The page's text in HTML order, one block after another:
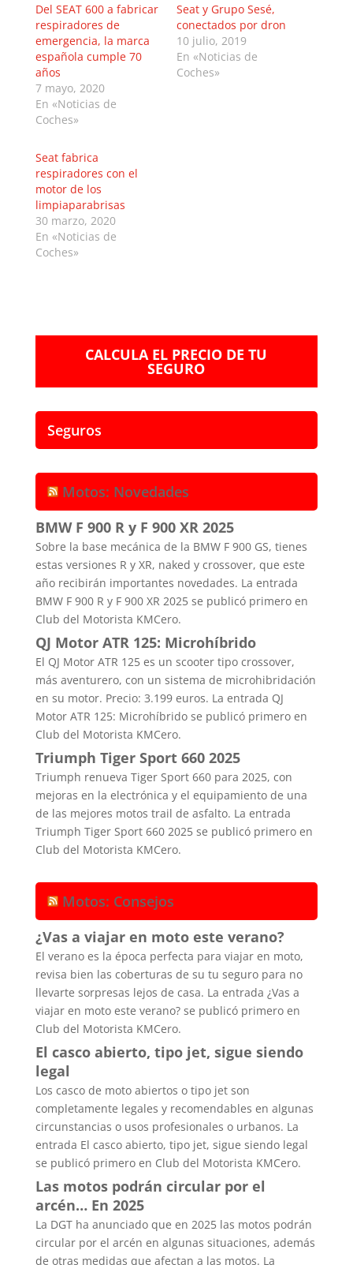
Del SEAT 600 a fabricar
respiradores de
emergencia, la marca
española cumple 70
años
7 mayo, 2020
En «Noticias de
Coches»
Seat y Grupo Sesé,
conectados por dron
10 julio, 2019
En «Noticias de
Coches»
Seat fabrica
respiradores con el
motor de los
limpiaparabrisas
30 marzo, 2020
En «Noticias de
Coches»
CALCULA EL PRECIO DE TU
SEGURO
Seguros
Motos: Novedades
BMW F 900 R y F 900 XR 2025
Sobre la base mecánica de la BMW F 900 GS, tienes
estas versiones R y XR, naked y crossover, que este
año recibirán importantes novedades. La entrada
BMW F 900 R y F 900 XR 2025 se publicó primero en
Club del Motorista KMCero.
QJ Motor ATR 125: Microhíbrido
El QJ Motor ATR 125 es un scooter tipo crossover,
más aventurero, con un sistema de microhibridación
en su motor. Precio: 3.199 euros. La entrada QJ
Motor ATR 125: Microhíbrido se publicó primero en
Club del Motorista KMCero.
Triumph Tiger Sport 660 2025
Triumph renueva Tiger Sport 660 para 2025, con
mejoras en la electrónica y el equipamiento de una
de las mejores motos trail de asfalto. La entrada
Triumph Tiger Sport 660 2025 se publicó primero en
Club del Motorista KMCero.
Motos: Consejos
¿Vas a viajar en moto este verano?
El verano es la época perfecta para viajar en moto,
revisa bien las coberturas de su tu seguro para no
llevarte sorpresas lejos de casa. La entrada ¿Vas a
viajar en moto este verano? se publicó primero en
Club del Motorista KMCero.
El casco abierto, tipo jet, sigue siendo
legal
Los casco de moto abiertos o tipo jet son
completamente legales y recomendables en algunas
circunstancias o usos profesionales o urbanos. La
entrada El casco abierto, tipo jet, sigue siendo legal
se publicó primero en Club del Motorista KMCero.
Las motos podrán circular por el
arcén… En 2025
La DGT ha anunciado que en 2025 las motos podrán
circular por el arcén en algunas situaciones, además
de otras medidas que afectan a las motos. La